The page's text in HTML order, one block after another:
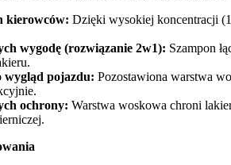
kierowców: Dzięki wysokiej koncentracji
wygodę (rozwiązanie 2w1): Szampon
wygląd pojazdu: Pozostawiona warstwa
ochrony: Warstwa woskowa chroni